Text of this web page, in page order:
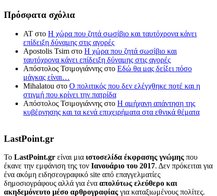
Πρόσφατα σχόλια
ΑΤ στο Η χώρα που ζητά σωσίβιο και ταυτόχρονα κάνει
επίδειξη δύναμης στις αγορές
Apostolis Tsim στο Η χώρα που ζητά σωσίβιο και
ταυτόχρονα κάνει επίδειξη δύναμης στις αγορές
Απόστολος Τσιμογιάννης στο Εδώ θα μας δείξει πόσο
μάγκας είναι…
Mihalatou στο Ο πολιτικός που δεν ελέγχθηκε ποτέ και η
στιγμή που κρίνει την πατρίδα
Απόστολος Τσιμογιάννης στο Η αμήχανη απάντηση της
κυβέρνησης και τα κενά επιχειρήματα στα εθνικά θέματα
LastPoint.gr
To LastPoint.gr είναι μια ιστοσελίδα έκφρασης γνώμης που
έκανε την εμφάνιση της τον Ιανουάριο του 2017. Δεν πρόκειται για
ένα ακόμη ειδησεογραφικό site από επαγγελματίες
δημοσιογράφους αλλά για ένα απολύτως ελεύθερο και
ακηδεμόνευτο μέσο αρθρογραφίας για καταξιωμένους πολίτες.